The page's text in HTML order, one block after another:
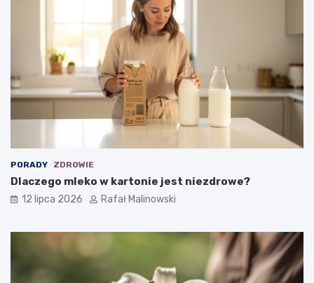
PORADY ZDROWIE
Dlaczego mleko w kartonie jest niezdrowe?
12 lipca 2026 Rafał Malinowski